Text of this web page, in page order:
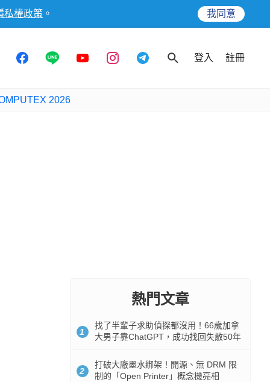
私權政策 。 我同意
登入 註冊
2026
熱門文章
1
找了半輩子求助偵探都沒用！66歲加拿
大男子靠ChatGPT，成功找回失散50年
2
打破大廠墨水綁架！開源、無 DRM 限
制的「Open Printer」概念機亮相